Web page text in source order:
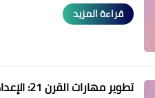
قراءة المزيد
تطوير مهارات القرن 21: الإعداد للنجاح في العصر الرقمي